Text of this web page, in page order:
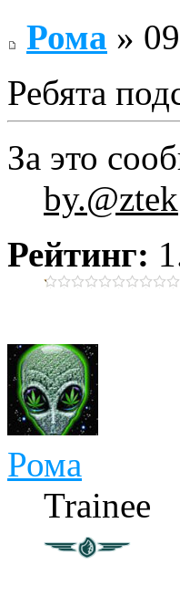
Рома »
Ребята
За это
by.@ztek
Рейтинг:
Рома
Trainee